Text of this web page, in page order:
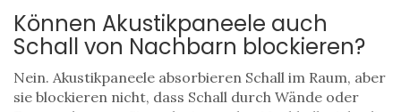
Können Akustikpaneele auch
Schall von Nachbarn blockieren?
Nein. Akustikpaneele absorbieren Schall im Raum, aber
sie blockieren nicht, dass Schall durch Wände oder